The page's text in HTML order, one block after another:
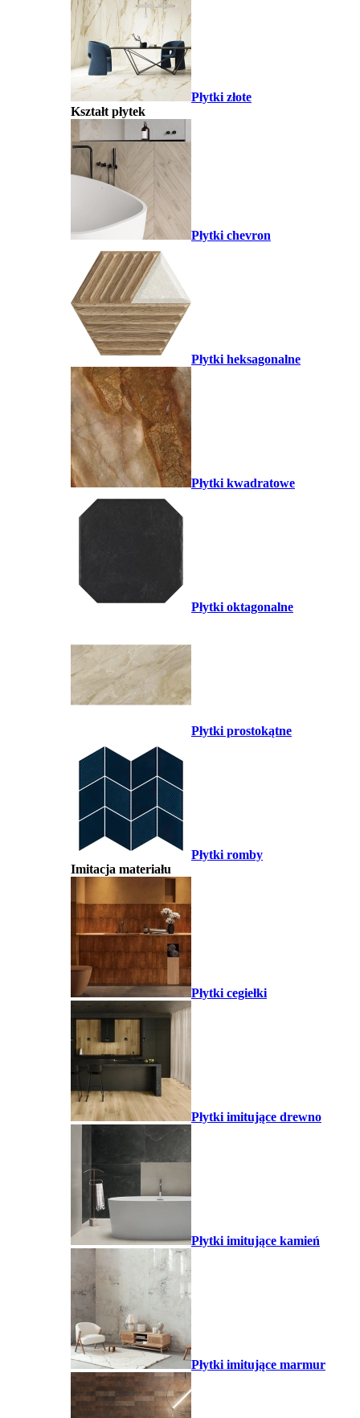
Płytki złote
Kształt płytek
Płytki chevron
Płytki heksagonalne
Płytki kwadratowe
Płytki oktagonalne
Płytki prostokątne
Płytki romby
Imitacja materiału
Płytki cegiełki
Płytki imitujące drewno
Płytki imitujące kamień
Płytki imitujące marmur